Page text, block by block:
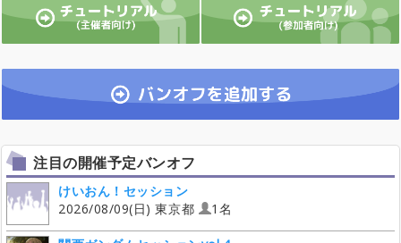
注目の開催予定バンオフ
けいおん！セッション
2026/08/09(日) 東京都
1名